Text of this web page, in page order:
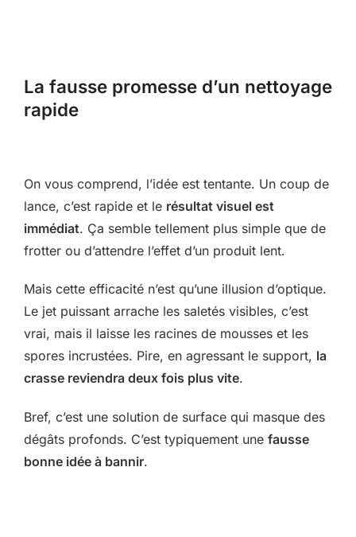
La fausse promesse d’un nettoyage
rapide
On vous comprend, l’idée est tentante. Un coup de
lance, c’est rapide et le résultat visuel est
immédiat. Ça semble tellement plus simple que de
frotter ou d’attendre l’effet d’un produit lent.
Mais cette efficacité n’est qu’une illusion d’optique.
Le jet puissant arrache les saletés visibles, c’est
vrai, mais il laisse les racines de mousses et les
spores incrustées. Pire, en agressant le support, la
crasse reviendra deux fois plus vite.
Bref, c’est une solution de surface qui masque des
dégâts profonds. C’est typiquement une fausse
bonne idée à bannir.